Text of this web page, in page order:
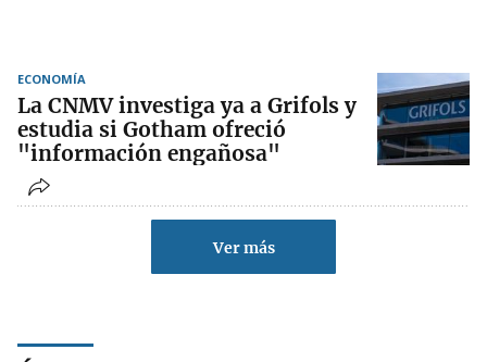
ECONOMÍA
La CNMV investiga ya a Grifols y
estudia si Gotham ofreció
"información engañosa"
Ver más